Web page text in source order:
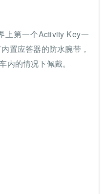
上第一个Activity Key一
置应答器的防水腕带，
内的情况下佩戴。